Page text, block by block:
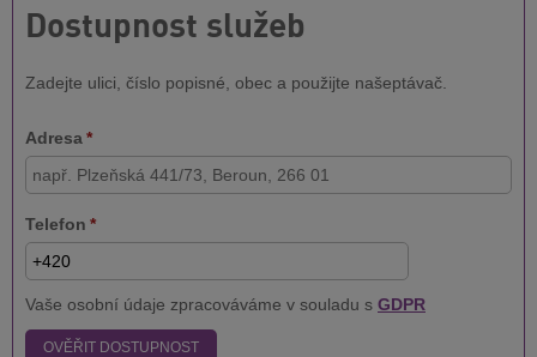
Dostupnost služeb
Zadejte ulici, číslo popisné, obec a použijte našeptávač.
Adresa *
Telefon *
Vaše osobní údaje zpracováváme v souladu s GDPR
OVĚŘIT DOSTUPNOST